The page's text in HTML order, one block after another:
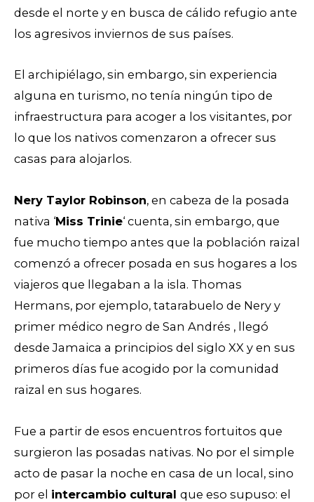
desde el norte y en busca de cálido refugio ante
los agresivos inviernos de sus países.
El archipiélago, sin embargo, sin experiencia
alguna en turismo, no tenía ningún tipo de
infraestructura para acoger a los visitantes, por
lo que los nativos comenzaron a ofrecer sus
casas para alojarlos.
Nery Taylor Robinson, en cabeza de la posada
nativa ‘Miss Trinie‘ cuenta, sin embargo, que
fue mucho tiempo antes que la población raizal
comenzó a ofrecer posada en sus hogares a los
viajeros que llegaban a la isla. Thomas
Hermans, por ejemplo, tatarabuelo de Nery y
primer médico negro de San Andrés , llegó
desde Jamaica a principios del siglo XX y en sus
primeros días fue acogido por la comunidad
raizal en sus hogares.
Fue a partir de esos encuentros fortuitos que
surgieron las posadas nativas. No por el simple
acto de pasar la noche en casa de un local, sino
por el intercambio cultural que eso supuso: el